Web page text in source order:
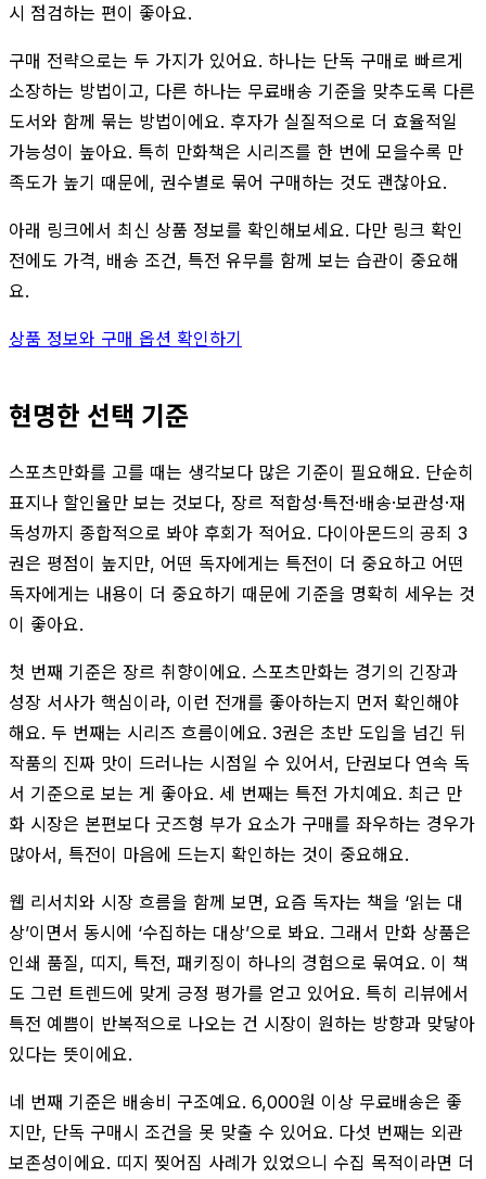
시 점검하는 편이 좋아요.
구매 전략으로는 두 가지가 있어요. 하나는 단독 구매로 빠르게
소장하는 방법이고, 다른 하나는 무료배송 기준을 맞추도록 다른
도서와 함께 묶는 방법이에요. 후자가 실질적으로 더 효율적일
가능성이 높아요. 특히 만화책은 시리즈를 한 번에 모을수록 만
족도가 높기 때문에, 권수별로 묶어 구매하는 것도 괜찮아요.
아래 링크에서 최신 상품 정보를 확인해보세요. 다만 링크 확인
전에도 가격, 배송 조건, 특전 유무를 함께 보는 습관이 중요해
요.
상품 정보와 구매 옵션 확인하기
현명한 선택 기준
스포츠만화를 고를 때는 생각보다 많은 기준이 필요해요. 단순히
표지나 할인율만 보는 것보다, 장르 적합성·특전·배송·보관성·재
독성까지 종합적으로 봐야 후회가 적어요. 다이아몬드의 공죄 3
권은 평점이 높지만, 어떤 독자에게는 특전이 더 중요하고 어떤
독자에게는 내용이 더 중요하기 때문에 기준을 명확히 세우는 것
이 좋아요.
첫 번째 기준은 장르 취향이에요. 스포츠만화는 경기의 긴장과
성장 서사가 핵심이라, 이런 전개를 좋아하는지 먼저 확인해야
해요. 두 번째는 시리즈 흐름이에요. 3권은 초반 도입을 넘긴 뒤
작품의 진짜 맛이 드러나는 시점일 수 있어서, 단권보다 연속 독
서 기준으로 보는 게 좋아요. 세 번째는 특전 가치예요. 최근 만
화 시장은 본편보다 굿즈형 부가 요소가 구매를 좌우하는 경우가
많아서, 특전이 마음에 드는지 확인하는 것이 중요해요.
웹 리서치와 시장 흐름을 함께 보면, 요즘 독자는 책을 ‘읽는 대
상’이면서 동시에 ‘수집하는 대상’으로 봐요. 그래서 만화 상품은
인쇄 품질, 띠지, 특전, 패키징이 하나의 경험으로 묶여요. 이 책
도 그런 트렌드에 맞게 긍정 평가를 얻고 있어요. 특히 리뷰에서
특전 예쁨이 반복적으로 나오는 건 시장이 원하는 방향과 맞닿아
있다는 뜻이에요.
네 번째 기준은 배송비 구조예요. 6,000원 이상 무료배송은 좋
지만, 단독 구매시 조건을 못 맞출 수 있어요. 다섯 번째는 외관
보존성이에요. 띠지 찢어짐 사례가 있었으니 수집 목적이라면 더